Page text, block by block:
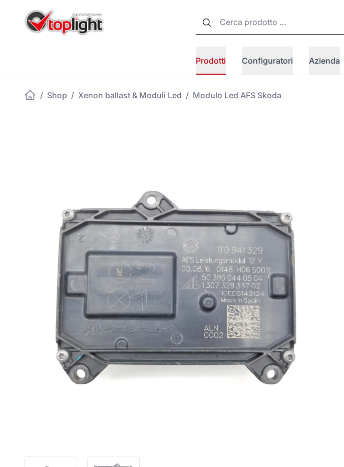
Prodotti Configuratori Azienda
/ Shop / Xenon ballast & Moduli Led / Modulo Led AFS Skoda